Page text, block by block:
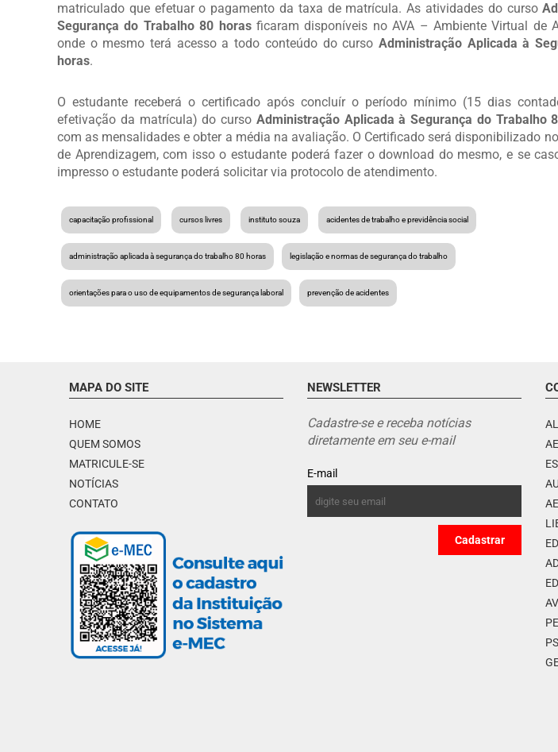
matriculado que efetuar o pagamento da taxa de matrícula. As atividades do curso
Segurança do Trabalho 80 horasficaram disponíveis no AVA – Ambiente Virtual de
onde o mesmo terá acesso a todo conteúdo do curso Administração Aplicada à
horas.
O estudante receberá o certificado após concluír o período mínimo (15 dias
efetivação da matrícula) do curso Administração Aplicada à Segurança do Trabalho
com as mensalidades e obter a média na avaliação. O Certificado será disponibilizado
de Aprendizagem, com isso o estudante poderá fazer o download do mesmo, e se
impresso o estudante poderá solicitar via protocolo de atendimento.
capacitação profissional cursos livres instituto souza acidentes de trabalho e previdência social
administração aplicada à segurança do trabalho 80 horas legislação e normas de segurança do trabalho
orientações para o uso de equipamentos de segurança laboral prevenção de acidentes
MAPA DO SITE
HOME
QUEM SOMOS
MATRICULE-SE
NOTÍCIAS
CONTATO
NEWSLETTER
Cadastre-se e receba notícias
diretamente em seu e-mail
E-mail